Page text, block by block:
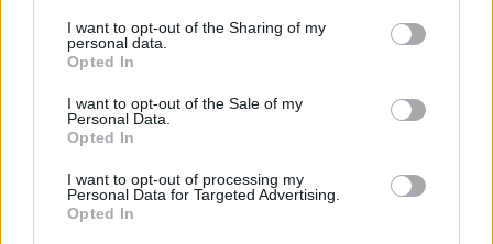
de su consentimiento, pero usted tiene el derecho de
rechazar tal procesamiento. Sus preferencias se aplicarán
cualquier momento entrando de nuevo en este sitio web o
visitando nuestra política de privacidad.
I want to opt-out of the Sharing of my
personal data.
Opted In
I want to opt-out of the Sale of my
Personal Data.
Opted In
I want to opt-out of processing my
Personal Data for Targeted Advertising.
Opted In